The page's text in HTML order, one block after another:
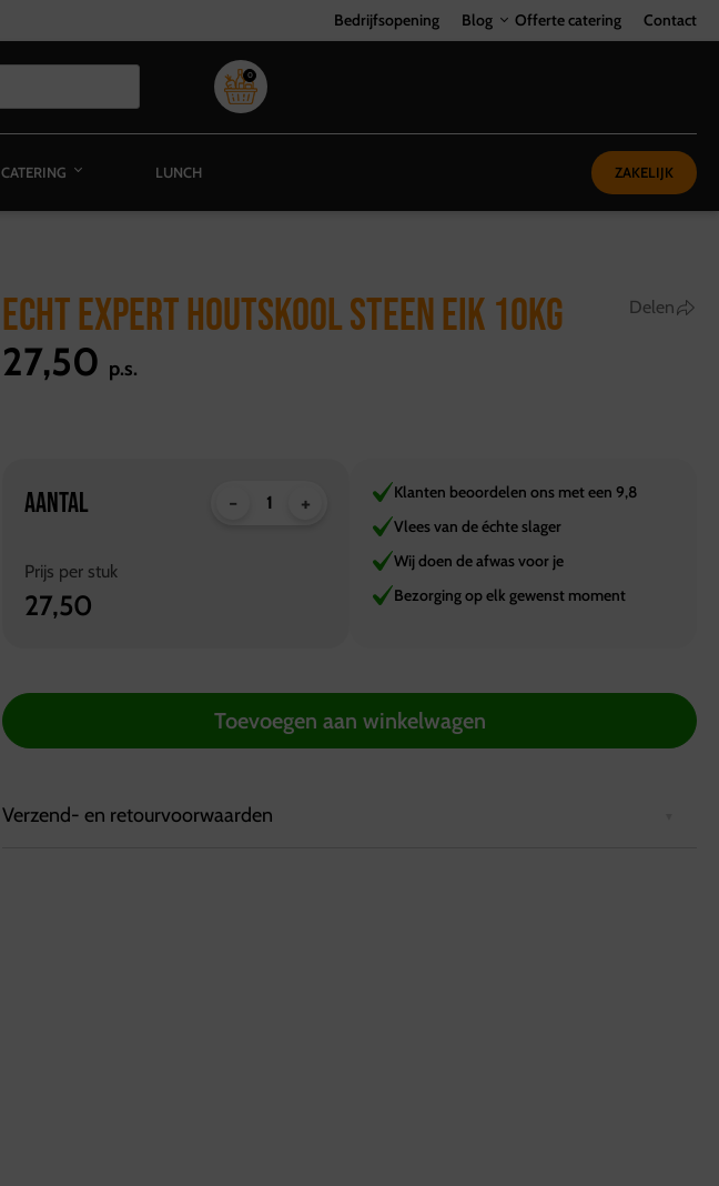
Bedrijfsopening Blog Offerte catering Contact
0
CATERING LUNCH ZAKELIJK
ECHT EXPERT HOUTSKOOL STEEN EIK 10KG Delen
27,50 p.s.
AANTAL - +
Prijs per stuk
27,50
Klanten beoordelen ons met een 9,8
Vlees van de échte slager
Wij doen de afwas voor je
Bezorging op elk gewenst moment
Toevoegen aan winkelwagen
Verzend- en retourvoorwaarden